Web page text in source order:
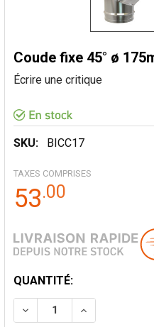
Coude fixe 45° ø
Écrire une critique
SKU: BICC17
TAXES COMPRISES
53.00
STOCK
ACTUEL:
QUANTITÉ:
DIMINUER LA QUANTITÉ
AUGMENTER